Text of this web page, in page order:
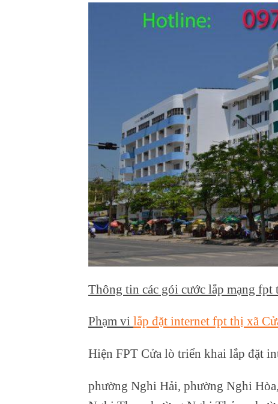
Thông tin các gói cước lắp mạng fpt
Phạm vi lắp đặt internet fpt thị xã
Hiện FPT Cửa lò triển khai lắp đặt
phường Nghi Hải, phường Nghi